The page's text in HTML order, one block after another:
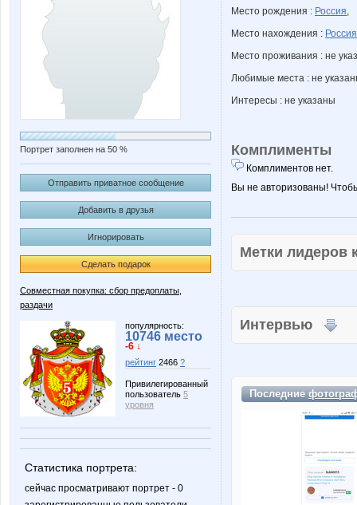
Портрет заполнен на 50 %
Отправить приватное сообщение
Добавить в друзья
Игнорировать
Сделать подарок
Совместная покупка: сбор предоплаты,
раздачи
популярность:
10746 место
-6 ↓
рейтинг 2466 ?
Привилегированный
пользователь 5
уровня
Статистика портрета:
сейчас просматривают портрет - 0
Место рождения : Россия,
Место нахождения : Россия
Место проживания : не
Любимые места : не
Интересы : не указаны
Комплименты
Комплиментов нет.
Вы не авторизованы!
Метки
Интервью
Последние